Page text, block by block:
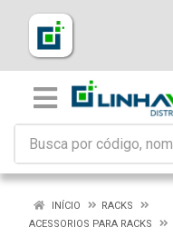
INÍCIO
RACKS
ACESSORIOS PARA RACKS